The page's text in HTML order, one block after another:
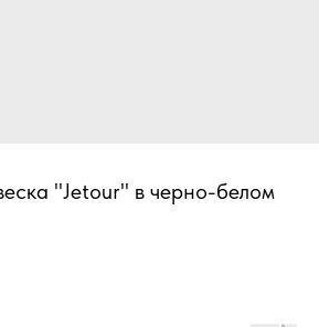
"Jetour" в черно-белом